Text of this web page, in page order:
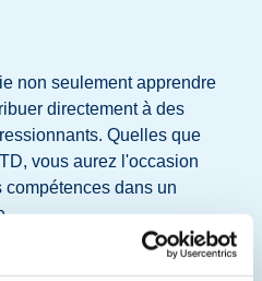
non seulement apprendre
directement à des
Quelles que
vous aurez l'occasion
dans un
de Paris 2024, une équipe